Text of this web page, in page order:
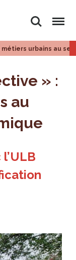
Search Menu
urbains au
» :
au